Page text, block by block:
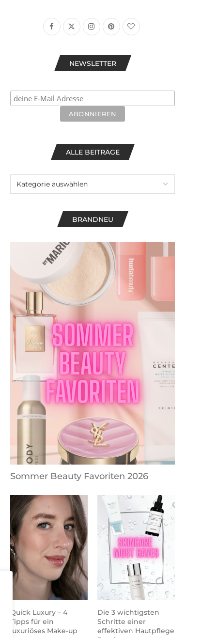
NEWSLETTER
ALLE BEITRÄGE
BRANDNEU
Sommer Beauty Favoriten 2026
Quick Luxury – 4
Tipps für ein
luxuriöses Make-up
Die 3 wichtigsten
Schritte einer
effektiven Hautpflege